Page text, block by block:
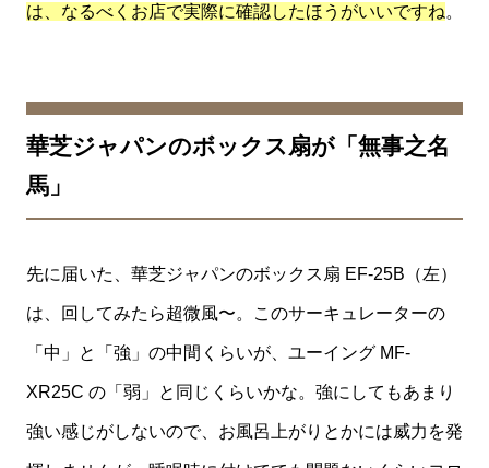
は、なるべくお店で実際に確認したほうがいいですね。
華芝ジャパンのボックス扇が「無事之名
馬」
先に届いた、華芝ジャパンのボックス扇 EF-25B（左）
は、回してみたら超微風〜。このサーキュレーターの
「中」と「強」の中間くらいが、ユーイング MF-
XR25C の「弱」と同じくらいかな。強にしてもあまり
強い感じがしないので、お風呂上がりとかには威力を発